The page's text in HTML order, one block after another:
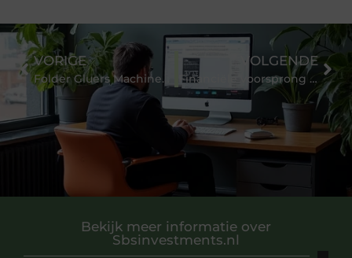
Bekijk meer informatie over
Sbsinvestments.nl
VORIGE
Folder Gluers Machines: Reliable Solutions for Efficient Packaging Production
VOLGENDE
Financiële voorsprong voor jouw mkb-bedrijf met een boekhouder in Hoofddorp